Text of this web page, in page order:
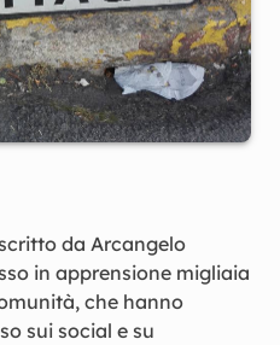
da Arcangelo
in apprensione migliaia
che hanno
sui social e su